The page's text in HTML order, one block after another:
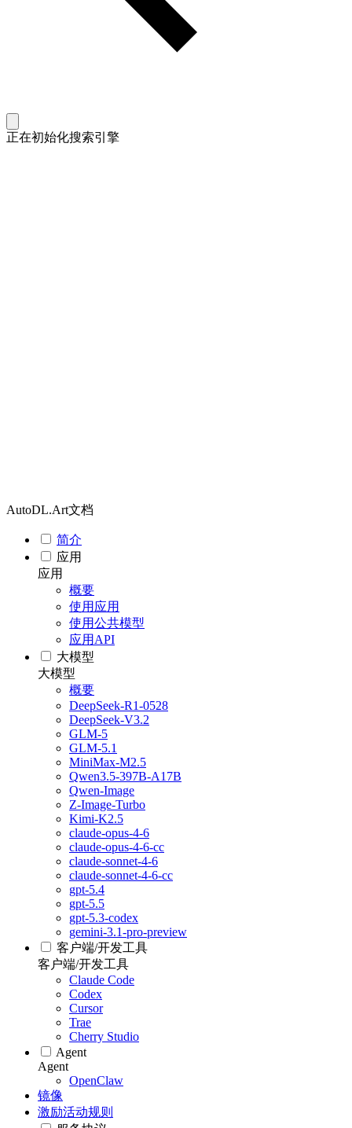
正在初始化搜索引擎
AutoDL.Art文档
简介
应用
应用
概要
使用应用
使用公共模型
应用API
大模型
大模型
概要
DeepSeek-R1-0528
DeepSeek-V3.2
GLM-5
GLM-5.1
MiniMax-M2.5
Qwen3.5-397B-A17B
Qwen-Image
Z-Image-Turbo
Kimi-K2.5
claude-opus-4-6
claude-opus-4-6-cc
claude-sonnet-4-6
claude-sonnet-4-6-cc
gpt-5.4
gpt-5.5
gpt-5.3-codex
gemini-3.1-pro-preview
客户端/开发工具
客户端/开发工具
Claude Code
Codex
Cursor
Trae
Cherry Studio
Agent
Agent
OpenClaw
镜像
激励活动规则